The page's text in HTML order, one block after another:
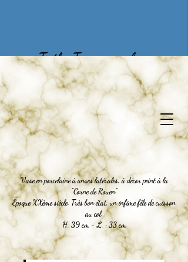
To the Treasures of
Yesteryear
Vase en porcelaine à anses latérales, à décor peint à la
"Corne de Rouen"
Epoque XXème siècle. Très bon état, un infime fêle de cuisson
au col.
H. 39 cm - L. : 33 cm